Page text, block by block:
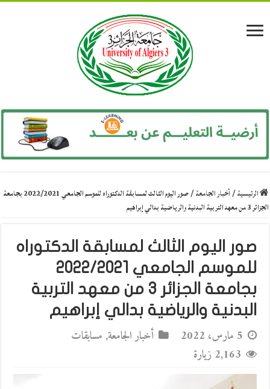
الرئيسية/أخبار الجامعة/
صور اليوم الثالث لمسابقة الدكتوراه للموسم الجامعي 2022/2021 بجامعة
الجزائر 3 من معهد التربية البدنية والرياضية بدالي إبراهيم
صور اليوم الثالث لمسابقة الدكتوراه
للموسم الجامعي 2022/2021
بجامعة الجزائر 3 من معهد التربية
البدنية والرياضية بدالي إبراهيم
5 مارس، 2022 أخبار الجامعة, مسابقات
2,163 زيارة